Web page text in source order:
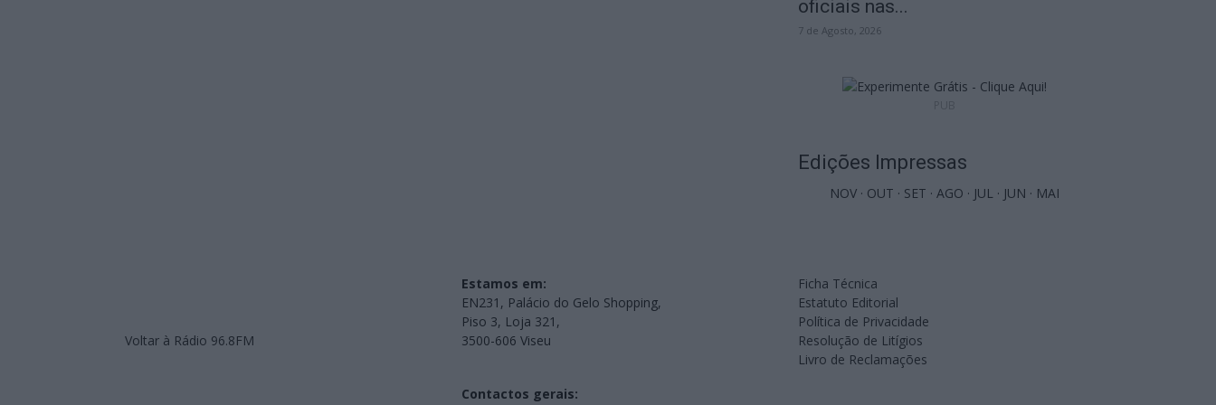
oficiais nas...
7 de Agosto, 2026
Edições Impressas
NOV · OUT · SET · AGO · JUL · JUN · MAI
Voltar à Rádio 96.8FM
Estamos em:
EN231, Palácio do Gelo Shopping,
Piso 3, Loja 321,
3500-606 Viseu
Contactos gerais:
Ficha Técnica
Estatuto Editorial
Política de Privacidade
Resolução de Litígios
Livro de Reclamações